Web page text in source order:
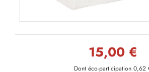
15,00 €
Dont éco-participation 0,62